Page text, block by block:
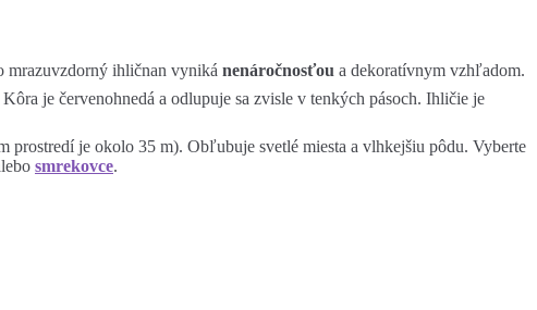
mrazuvzdorný ihličnan vyniká nenáročnosťou a dekoratívnym vzhľadom.
je červenohnedá a odlupuje sa zvisle v tenkých pásoch. Ihličie je
prostredí je okolo 35 m). Obľubuje svetlé miesta a vlhkejšiu pôdu. Vyberte
smrekovce.